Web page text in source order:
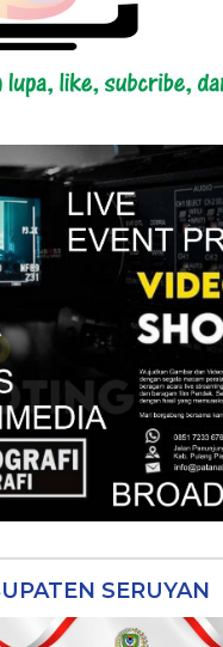
SERUYAN